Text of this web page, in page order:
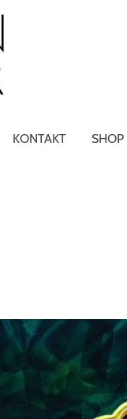
KONTAKT SHOP